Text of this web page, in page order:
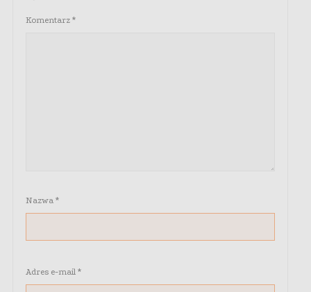
Komentarz *
Nazwa *
Adres e-mail *